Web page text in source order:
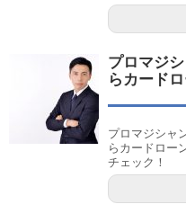
プロマジ
らカードロ
プロマジシャ
らカードロー
チェック！